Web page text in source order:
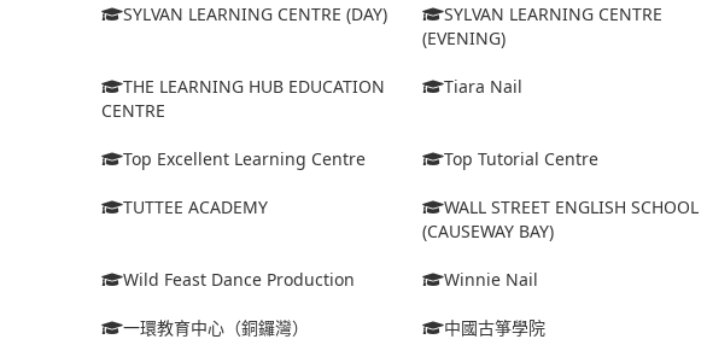
SYLVAN LEARNING CENTRE (DAY)
SYLVAN LEARNING CENTRE
(EVENING)
THE LEARNING HUB EDUCATION
CENTRE
Tiara Nail
Top Excellent Learning Centre Top Tutorial Centre
TUTTEE ACADEMY
WALL STREET ENGLISH SCHOOL
(CAUSEWAY BAY)
Wild Feast Dance Production Winnie Nail
一環教育中心（銅鑼灣） 中國古箏學院